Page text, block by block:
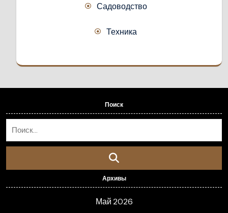
Садоводство
Техника
Поиск
Архивы
Май 2026